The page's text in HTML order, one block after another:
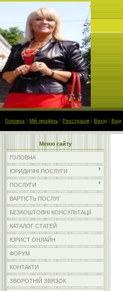
Головна | Мій профіль | Реєстрація | Вихід | Вхід
Меню сайту
ГОЛОВНА
ЮРИДИЧНІ ПОСЛУГИ
ПОСЛУГИ
ВАРТІСТЬ ПОСЛУГ
БЕЗКОШТОВНІ КОНСУЛЬТАЦІЇ
КАТАЛОГ СТАТЕЙ
ЮРИСТ ОНЛАЙН
ФОРУМ
КОНТАКТИ
ЗВОРОТНІЙ ЗВЯЗОК